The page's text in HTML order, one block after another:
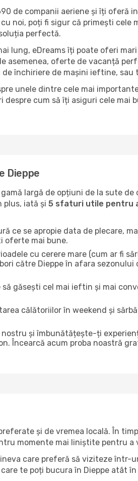
de companii aeriene și îți oferă
noi, poți fi sigur că primești cele
perfectă.
lung, eDreams îți poate oferi
asemenea, oferte de vacanță
închiriere de mașini ieftine,
unele dintre cele mai
cum să îți asiguri cele mai
Dieppe
largă de opțiuni de la sute
plus, iată și 5 sfaturi utile pentru
ce se apropie data de plecare,
oferte mai bune.
cu cerere mare (cum ar fi
către Dieppe în afara sezonului
găsești cel mai ieftin și mai
călătoriilor în weekend și
și îmbunătățește-ți
Încearcă acum proba noastră
și de vremea locală. În
momente mai liniștite pentru
care preferă să viziteze într-
te poți bucura în Dieppe atât